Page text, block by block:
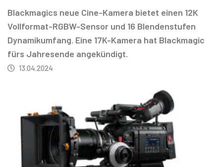
Blackmagics neue Cine-Kamera bietet einen 12K
Vollformat-RGBW-Sensor und 16 Blendenstufen
Dynamikumfang. Eine 17K-Kamera hat Blackmagic
fürs Jahresende angekündigt.
13.04.2024